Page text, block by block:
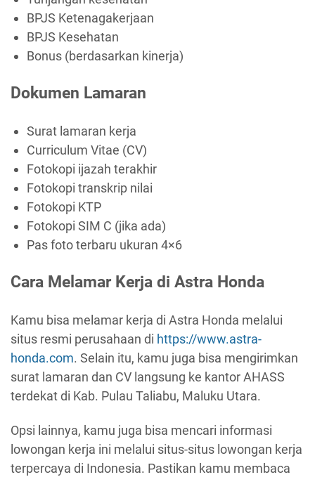
BPJS Ketenagakerjaan
BPJS Kesehatan
Bonus (berdasarkan kinerja)
Dokumen Lamaran
Surat lamaran kerja
Curriculum Vitae (CV)
Fotokopi ijazah terakhir
Fotokopi transkrip nilai
Fotokopi KTP
Fotokopi SIM C (jika ada)
Pas foto terbaru ukuran 4×6
Cara Melamar Kerja di Astra Honda
Kamu bisa melamar kerja di Astra Honda melalui
situs resmi perusahaan di https://www.astra-
honda.com. Selain itu, kamu juga bisa mengirimkan
surat lamaran dan CV langsung ke kantor AHASS
terdekat di Kab. Pulau Taliabu, Maluku Utara.
Opsi lainnya, kamu juga bisa mencari informasi
lowongan kerja ini melalui situs-situs lowongan kerja
terpercaya di Indonesia. Pastikan kamu membaca